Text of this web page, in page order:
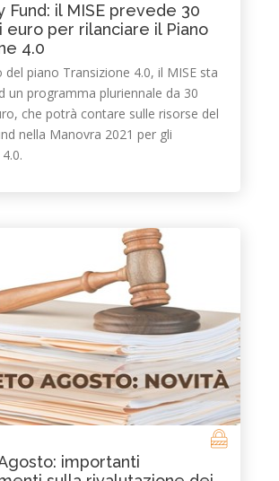
Fund: il MISE prevede 30
euro per rilanciare il Piano
4.0
del piano Transizione 4.0, il MISE sta
un programma pluriennale da 30
che potrà contare sulle risorse del
nella Manovra 2021 per gli
importanti